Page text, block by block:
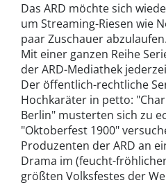
Das ARD möchte sich
um Streaming-Riesen wie
paar Zuschauer
Mit einer ganzen Reihe
der ARD-Mediathek
Der öffentlich-rechtliche
Hochkaräter in petto:
Berlin" musterten sich zu
"Oktoberfest 1900"
Produzenten der ARD an
Drama im (feucht-
größten Volksfestes der